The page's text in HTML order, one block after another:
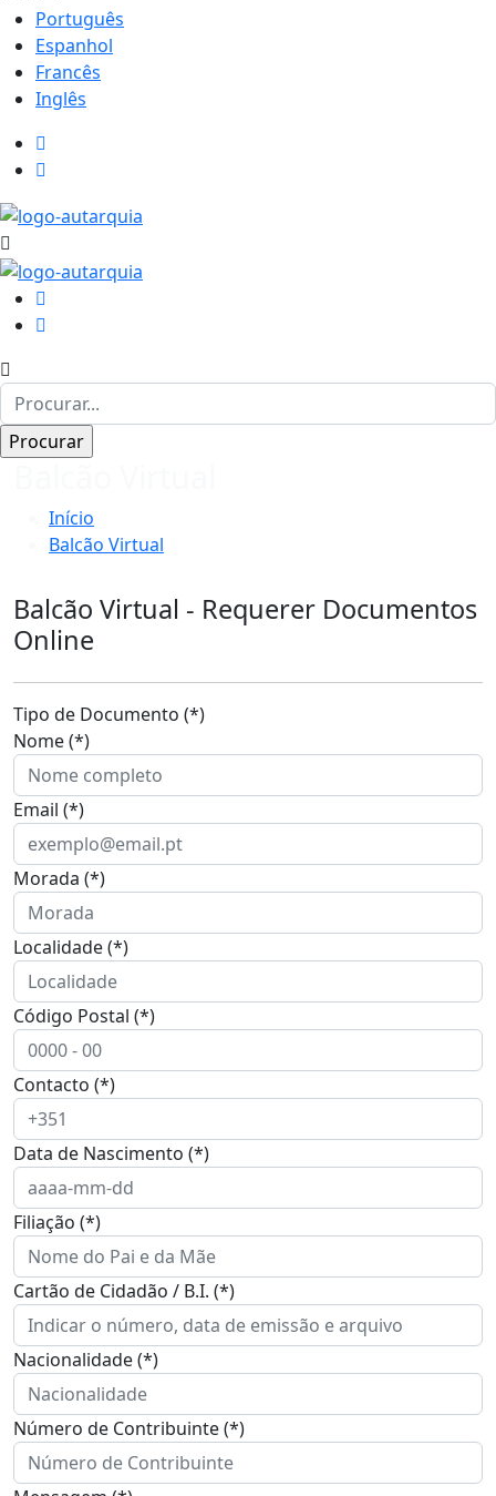
Português
Espanhol
Francês
Inglês
Início
Balcão Virtual
Balcão Virtual - Requerer Documentos
Online
Tipo de Documento (*)
Nome (*)
Email (*)
Morada (*)
Localidade (*)
Código Postal (*)
Contacto (*)
Data de Nascimento (*)
Filiação (*)
Cartão de Cidadão / B.I. (*)
Nacionalidade (*)
Número de Contribuinte (*)